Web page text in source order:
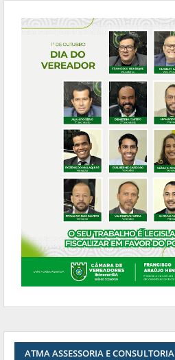
ATMA ASSESSORIA E CONSULTORIA